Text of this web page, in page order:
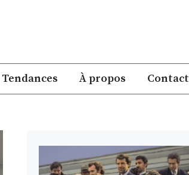
Tendances À propos Contact